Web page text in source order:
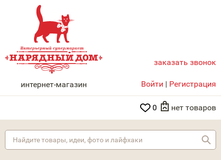
НАРЯДНЫЙ ДОМ
интернет-магазин
заказать звонок
Войти | Регистрация
0 нет товаров